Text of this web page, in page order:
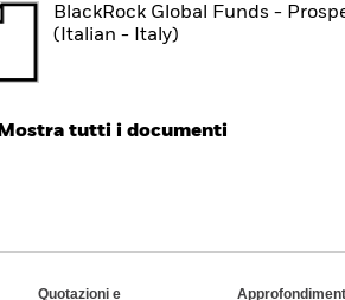
BlackRock Global Funds -
(Italian - Italy)
Mostra tutti i documenti
Quotazioni e